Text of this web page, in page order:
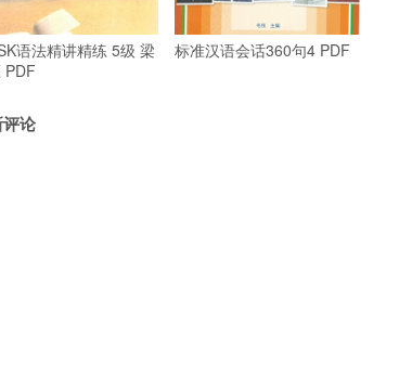
语法精讲精练 5级 梁
PDF
标准汉语会话360句4 PDF
论